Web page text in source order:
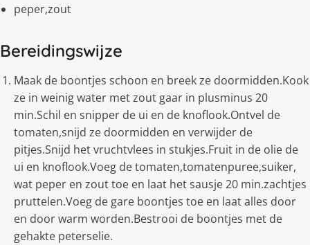
peper,zout
Bereidingswijze
Maak de boontjes schoon en breek ze doormidden.Kook
ze in weinig water met zout gaar in plusminus 20
min.Schil en snipper de ui en de knoflook.Ontvel de
tomaten,snijd ze doormidden en verwijder de
pitjes.Snijd het vruchtvlees in stukjes.Fruit in de olie de
ui en knoflook.Voeg de tomaten,tomatenpuree,suiker,
wat peper en zout toe en laat het sausje 20 min.zachtjes
pruttelen.Voeg de gare boontjes toe en laat alles door
en door warm worden.Bestrooi de boontjes met de
gehakte peterselie.